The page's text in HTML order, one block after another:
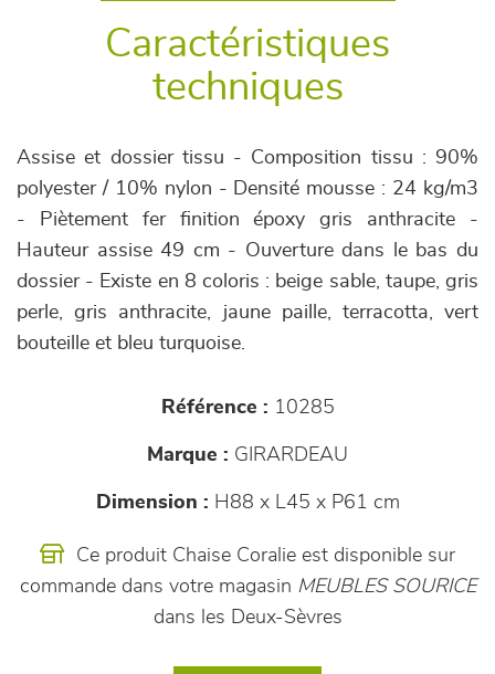
Caractéristiques
techniques
Assise et dossier tissu - Composition tissu : 90%
polyester / 10% nylon - Densité mousse : 24 kg/m3
- Piètement fer finition époxy gris anthracite -
Hauteur assise 49 cm - Ouverture dans le bas du
dossier - Existe en 8 coloris : beige sable, taupe, gris
perle, gris anthracite, jaune paille, terracotta, vert
bouteille et bleu turquoise.
Référence : 10285
Marque : GIRARDEAU
Dimension : H88 x L45 x P61 cm
Ce produit Chaise Coralie est disponible sur
commande dans votre magasin MEUBLES SOURICE
dans les Deux-Sèvres